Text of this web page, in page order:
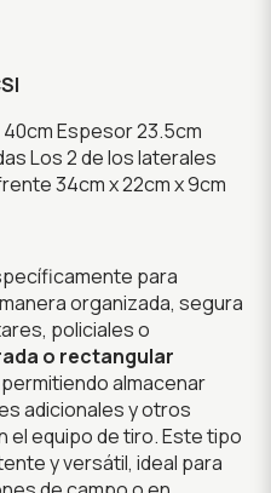
Espesor 23.5cm
Los 2 de los laterales
34cm x 22cm x 9cm
para
organizada, segura
policiales o
o rectangular
almacenar
adicionales y otros
equipo de tiro. Este tipo
y versátil, ideal para